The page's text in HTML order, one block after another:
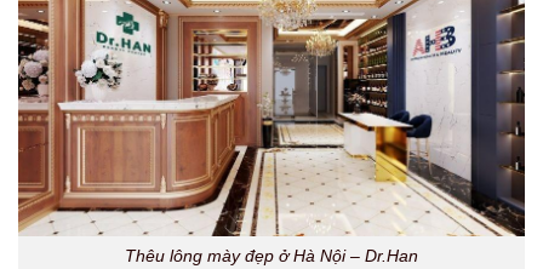
Thêu lông mày đẹp ở Hà Nội – Dr.Han